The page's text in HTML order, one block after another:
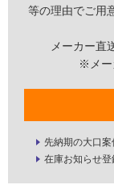
等の理由でご用
メーカー直
※メー
先納期の大口
在庫お知らせ登
壁・
浴
使
用